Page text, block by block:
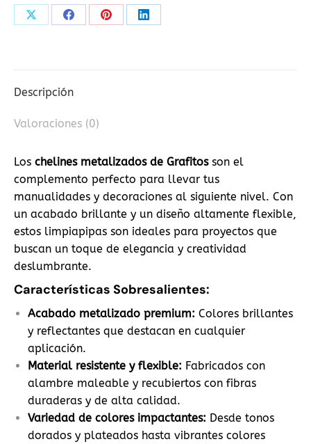
Share Share Share Share
Descripción
Valoraciones (0)
Los chelines metalizados de Grafitosson el
complemento perfecto para llevar tus
manualidades y decoraciones al siguiente nivel. Con
un acabado brillante y un diseño altamente flexible,
estos limpiapipas son ideales para proyectos que
buscan un toque de elegancia y creatividad
deslumbrante.
Características Sobresalientes:
Acabado metalizado premium: Colores brillantes
y reflectantes que destacan en cualquier
aplicación.
Material resistente y flexible: Fabricados con
alambre maleable y recubiertos con fibras
duraderas y de alta calidad.
Variedad de colores impactantes: Desde tonos
dorados y plateados hasta vibrantes colores